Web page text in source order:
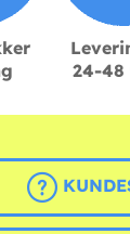
24-48